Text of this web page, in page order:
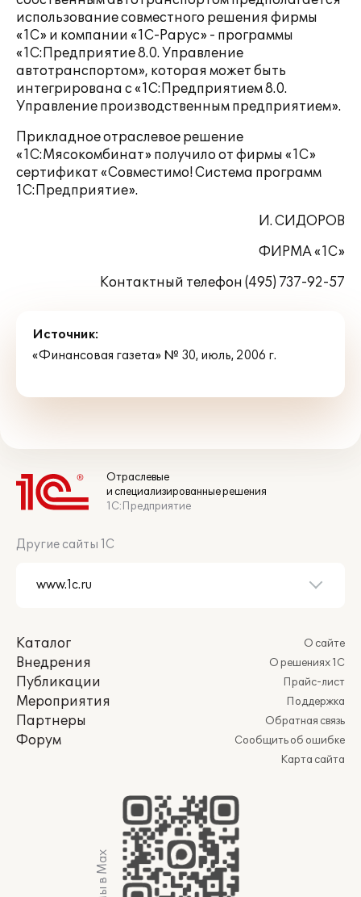
использование совместного решения фирмы
«1С» и компании «1С-Рарус» - программы
«1С:Предприятие 8.0. Управление
автотранспортом», которая может быть
интегрирована с «1С:Предприятием 8.0.
Управление производственным предприятием».
Прикладное отраслевое решение
«1С:Мясокомбинат» получило от фирмы «1С»
сертификат «Совместимо! Система программ
1С:Предприятие».
И. СИДОРОВ
ФИРМА «1С»
Контактный телефон (495) 737-92-57
Источник:
«Финансовая газета» № 30, июль, 2006 г.
Отраслевые
и специализированные решения
1С:Предприятие
Другие сайты 1С
Каталог
Внедрения
Публикации
Мероприятия
Партнеры
Форум
О сайте
О решениях 1С
Прайс-лист
Поддержка
Обратная связь
Сообщить об ошибке
Карта сайта
Мы в Max